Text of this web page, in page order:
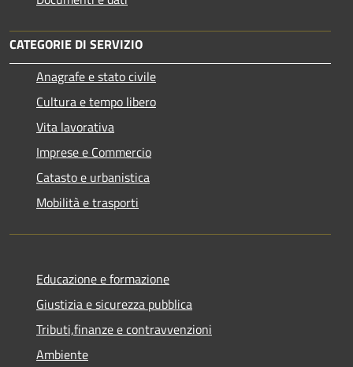
CATEGORIE DI SERVIZIO
Anagrafe e stato civile
Cultura e tempo libero
Vita lavorativa
Imprese e Commercio
Catasto e urbanistica
Mobilità e trasporti
Educazione e formazione
Giustizia e sicurezza pubblica
Tributi,finanze e contravvenzioni
Ambiente